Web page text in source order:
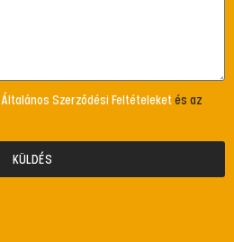
Általános Szerződési Feltételeket és az
KÜLDÉS